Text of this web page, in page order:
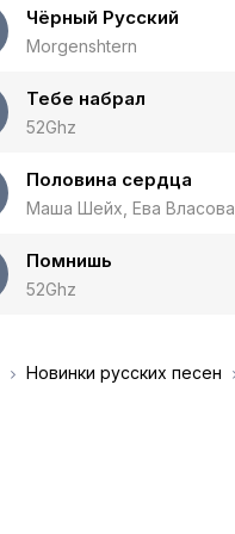
Чёрный Русский
Morgenshtern
Тебе набрал
52Ghz
Половина сердца
Маша Шейх, Ева Власова
Помнишь
52Ghz
Новинки русских песен